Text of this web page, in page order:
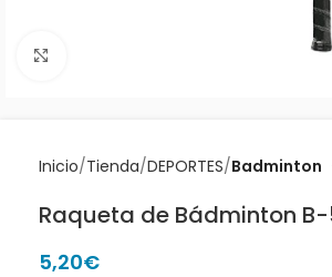
Inicio Tienda DEPORTES Badminton
Raqueta de Bádminton
5,20€